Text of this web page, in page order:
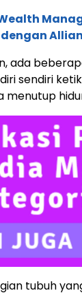
ada
sendiri
tubuh